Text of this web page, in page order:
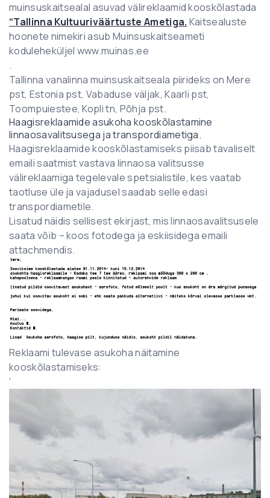
muinsuskaitsealal asuvad välireklaamid kooskõlastada
“Tallinna Kultuuriväärtuste Ametiga. Kaitsealuste
hoonete nimekiri asub Muinsuskaitseameti
koduleheküljel www.muinas.ee
.
Tallinna vanalinna muinsuskaitseala piirideks on Mere
pst, Estonia pst, Vabaduse väljak, Kaarli pst,
Toompuiestee, Kopli tn, Põhja pst.
Haagisreklaamide asukoha kooskõlastamine
linnaosavalitsusega ja transpordiametiga.
Haagisreklaamide kooskõlastamiseks piisab tavaliselt
emaili saatmist vastava linnaosa valitsusse
välireklaamiga tegelevale spetsialistile, kes vaatab
taotluse üle ja vajadusel saadab selle edasi
transpordiametile.
Lisatud näidis sellisest ekirjast, mis linnaosavalitsusele
saata võib – koos fotodega ja eskiisidega emaili
attachmendis.
Reklaami tulevase asukoha näitamine
kooskõlastamiseks:
‘